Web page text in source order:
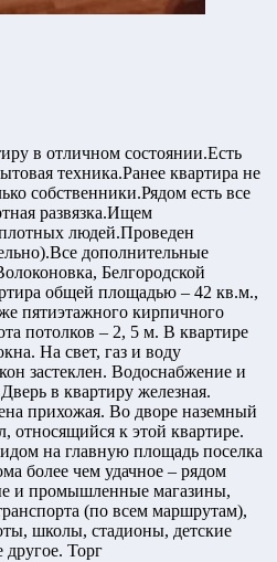
в отличном состоянии.Есть
техника.Ранее квартира не
собственники.Рядом есть все
развязка.Ищем
людей.Проведен
дополнительные
Белгородской
общей площадью – 42 кв.м.,
пятиэтажного кирпичного
потолков – 2, 5 м. В квартире
На свет, газ и воду
застеклен. Водоснабжение и
в квартиру железная.
прихожая. Во дворе наземный
относящийся к этой квартире.
на главную площадь поселка
более чем удачное – рядом
и промышленные магазины,
(по всем маршрутам),
школы, стадионы, детские
Торг